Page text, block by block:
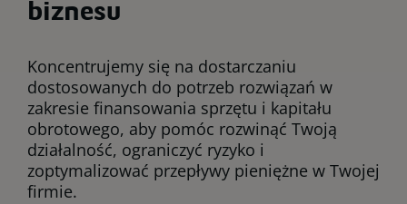
biznesu
Koncentrujemy się na dostarczaniu
dostosowanych do potrzeb rozwiązań w
zakresie finansowania sprzętu i kapitału
obrotowego, aby pomóc rozwinąć Twoją
działalność, ograniczyć ryzyko i
zoptymalizować przepływy pieniężne w Twojej
firmie.